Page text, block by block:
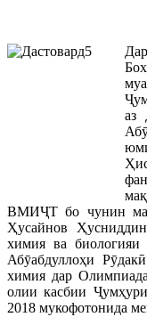
аз
ВМИҶТ бо чунин
Ҳусайнов
химия ва
Абӯабдуллоҳи
химия дар
олии касбии
2018 мукофотонида